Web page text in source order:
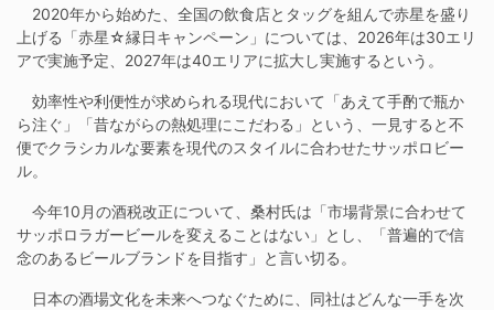
2020年から始めた、全国の飲食店とタッグを組んで赤星を盛り
上げる「赤星☆縁日キャンペーン」については、2026年は30エリ
アで実施予定、2027年は40エリアに拡大し実施するという。
効率性や利便性が求められる現代において「あえて手酌で瓶か
ら注ぐ」「昔ながらの熱処理にこだわる」という、一見すると不
便でクラシカルな要素を現代のスタイルに合わせたサッポロビー
ル。
今年10月の酒税改正について、桑村氏は「市場背景に合わせて
サッポロラガービールを変えることはない」とし、「普遍的で信
念のあるビールブランドを目指す」と言い切る。
日本の酒場文化を未来へつなぐために、同社はどんな一手を次